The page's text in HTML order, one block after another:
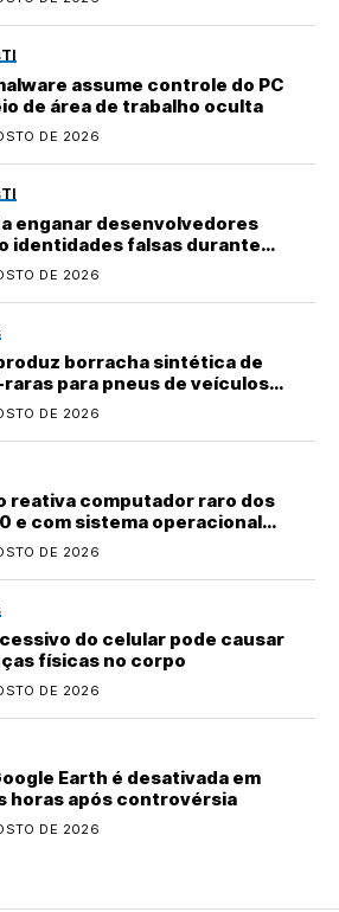
TI
assume controle do PC
de área de trabalho oculta
DE 2026
TI
enganar desenvolvedores
identidades falsas durante
DE 2026
borracha sintética de
para pneus de veículos
DE 2026
reativa computador raro dos
e com sistema operacional
DE 2026
do celular pode causar
físicas no corpo
DE 2026
Earth é desativada em
horas após controvérsia
DE 2026